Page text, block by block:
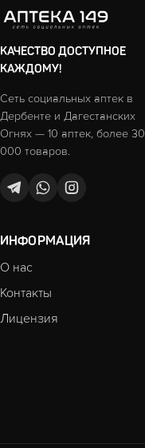
КАЧЕСТВО ДОСТУПНОЕ
КАЖДОМУ!
Сеть социальных аптек в
Дербенте и Дагестанских
Огнях — 10 аптек, более 30
000 товаров.
ИНФОРМАЦИЯ
О нас
Контакты
Лицензия